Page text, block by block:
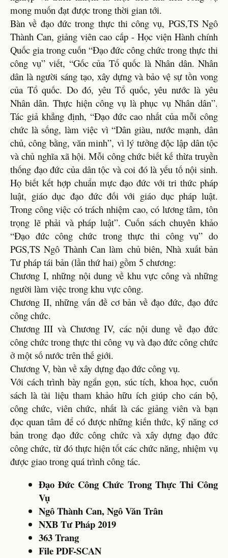
mong muốn đạt được trong thời gian tới.
Bàn về đạo đức trong thực thi công vụ, PGS,TS Ngô
Thành Can, giảng viên cao cấp - Học viện Hành chính
Quốc gia trong cuốn “Đạo đức công chức trong thực thi
công vụ” viết, “Gốc của Tổ quốc là Nhân dân. Nhân
dân là người sáng tạo, xây dựng và bảo vệ sự tồn vong
của Tổ quốc. Do đó, yêu Tổ quốc, yêu nước là yêu
Nhân dân. Thực hiện công vụ là phục vụ Nhân dân”.
Tác giả khẳng định, “Đạo đức cao nhất của mỗi công
chức là sống, làm việc vì “Dân giàu, nước mạnh, dân
chủ, công bằng, văn minh”, vì lý tưởng độc lập dân tộc
và chủ nghĩa xã hội. Mỗi công chức biết kế thừa truyền
thống đạo đức của dân tộc và coi đó là yếu tố nội sinh.
Họ biết kết hợp chuẩn mực đạo đức với tri thức pháp
luật, giáo dục đạo đức đối với giáo dục pháp luật.
Trong công việc có trách nhiệm cao, có lương tâm, tôn
trọng lẽ phải và pháp luật”. Cuốn sách chuyên khảo
“Đạo đức công chức trong thực thi công vụ” do
PGS,TS Ngô Thành Can làm chủ biên, Nhà xuất bản
Tư pháp tái bản (lần thứ hai) gồm 5 chương:
Chương I, những nội dung về khu vực công và những
người làm việc trong khu vực công.
Chương II, những vấn đề cơ bản về đạo đức, đạo đức
công chức.
Chương III và Chương IV, các nội dung về đạo đức
công chức trong thực thi công vụ và đạo đức công chức
ở một số nước trên thế giới.
Chương V, bàn về xây dựng đạo đức công vụ.
Với cách trình bày ngắn gọn, súc tích, khoa học, cuốn
sách là tài liệu tham khảo hữu ích giúp cho cán bộ,
công chức, viên chức, nhất là các giảng viên và bạn
đọc quan tâm để có được những kiến thức, kỹ năng cơ
bản trong đạo đức công chức và xây dựng đạo đức
công chức, từ đó thực hiện tốt các chức năng, nhiệm vụ
được giao trong quá trình công tác.
Đạo Đức Công Chức Trong Thực Thi Công
Vụ
Ngô Thành Can, Ngô Văn Trân
NXB Tư Pháp 2019
363 Trang
File PDF-SCAN